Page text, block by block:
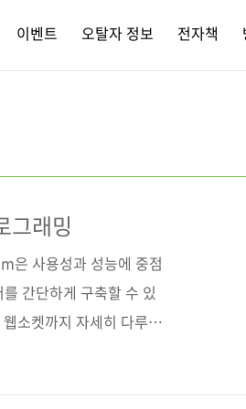
이벤트 오탈자 정보 전자책
그래밍
은 사용성과 성능에 중점
간단하게 구축할 수 있
소켓까지 자세히 다루며,
. 채팅 앱 서비스는 프런